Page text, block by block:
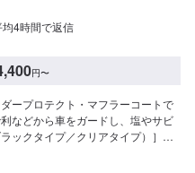
均4時間で返信
円〜
ープロテクト・マフラーコートで
などから車をガードし、塩やサビ
ックタイプ／クリアタイプ）］